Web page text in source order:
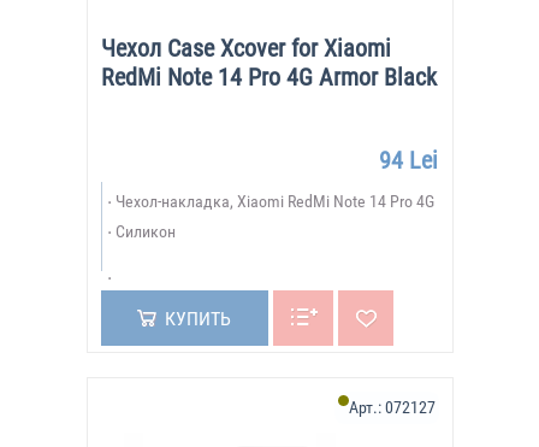
Чехол Case Xcover for Xiaomi
RedMi Note 14 Pro 4G Armor Black
94 Lei
Чехол-накладка, Xiaomi RedMi Note 14 Pro 4G
Силикон
КУПИТЬ
Арт.:072127